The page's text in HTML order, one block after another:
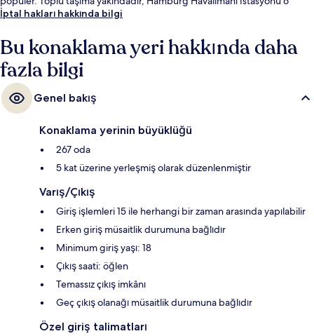
dakikalık ve Hamburg Flughafen S-Bahn İstasyonu 7 dakikalık yürüme
İptal hakları hakkında bilgi
Bu konaklama yeri hakkında daha
fazla bilgi
Genel bakış
Konaklama yerinin büyüklüğü
267 oda
5 kat üzerine yerleşmiş olarak düzenlenmiştir
Varış/Çıkış
Giriş işlemleri 15 ile herhangi bir zaman arasında yapılabilir
Erken giriş müsaitlik durumuna bağlıdır
Minimum giriş yaşı: 18
Çıkış saati: öğlen
Temassız çıkış imkânı
Geç çıkış olanağı müsaitlik durumuna bağlıdır
Özel giriş talimatları